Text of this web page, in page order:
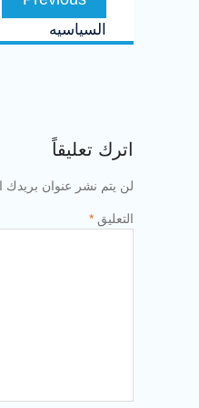
المقالات
السياسيه
اترك تعليقاً
لن يتم نشر عنوان بريدك
التعليق *